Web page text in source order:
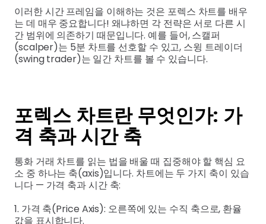
이러한 시간 프레임을 이해하는 것은 포렉스 차트를 배우
는 데 매우 중요합니다! 왜냐하면 각 전략은 서로 다른 시
간 범위에 의존하기 때문입니다. 예를 들어, 스캘퍼
(scalper)는 5분 차트를 선호할 수 있고, 스윙 트레이더
(swing trader)는 일간 차트를 볼 수 있습니다.
포렉스 차트란 무엇인가: 가
격 축과 시간 축
통화 거래 차트를 읽는 법을 배울 때 집중해야 할 핵심 요
소 중 하나는 축(axis)입니다. 차트에는 두 가지 축이 있습
니다 — 가격 축과 시간 축:
1. 가격 축(Price Axis): 오른쪽에 있는 수직 축으로, 환율
값을 표시합니다.